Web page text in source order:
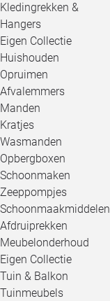
Kledingrekken &
Hangers
Eigen Collectie
Huishouden
Opruimen
Afvalemmers
Manden
Kratjes
Wasmanden
Opbergboxen
Schoonmaken
Zeeppompjes
Schoonmaakmiddelen
Afdruiprekken
Meubelonderhoud
Eigen Collectie
Tuin & Balkon
Tuinmeubels